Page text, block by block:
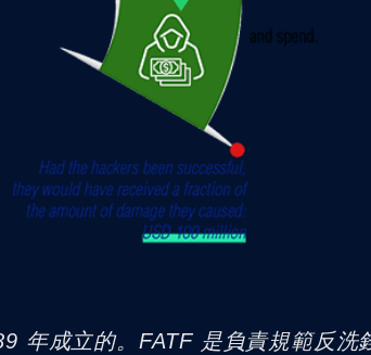
年成立的。FATF 是負責規範反洗